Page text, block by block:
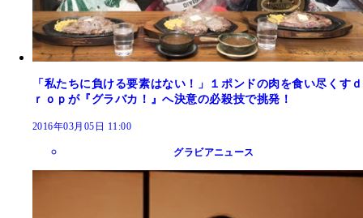
「私たちに負ける要素はない！」１ポンドの肉を食い尽くすｄ
ｒｏｐが『グラバカ！』へ決意の必殺技で挑発！
2016年03月05日 11:00
グラビアニュース